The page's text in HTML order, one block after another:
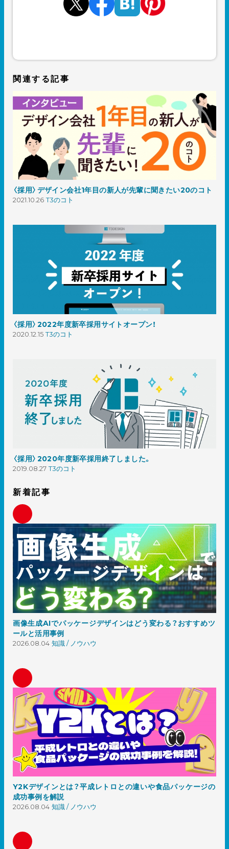
関連する記事
〈採用〉デザイン会社1年目の新人が先輩に聞きたい20のコト
2021.10.26 T3のコト
〈採用〉2022年度新卒採用サイトオープン！
2020.12.15 T3のコト
〈採用〉2020年度新卒採用終了しました。
2019.08.27 T3のコト
新着記事
画像生成AIでパッケージデザインはどう変わる？おすすめツ
ールと活用事例
2026.08.04 知識 / ノウハウ
Y2Kデザインとは？平成レトロとの違いや食品パッケージの
成功事例を解説
2026.08.04 知識 / ノウハウ